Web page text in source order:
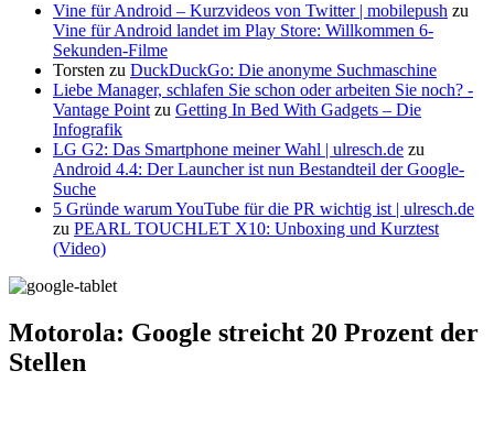
Vine für Android – Kurzvideos von Twitter | mobilepush zu
Vine für Android landet im Play Store: Willkommen 6-
Sekunden-Filme
Torsten zu DuckDuckGo: Die anonyme Suchmaschine
Liebe Manager, schlafen Sie schon oder arbeiten Sie noch? -
Vantage Pointzu Getting In Bed With Gadgets – Die
Infografik
LG G2: Das Smartphone meiner Wahl | ulresch.de zu
Android 4.4: Der Launcher ist nun Bestandteil der Google-
Suche
5 Gründe warum YouTube für die PR wichtig ist | ulresch.de
zu PEARL TOUCHLET X10: Unboxing und Kurztest
(Video)
Motorola: Google streicht 20 Prozent der
Stellen